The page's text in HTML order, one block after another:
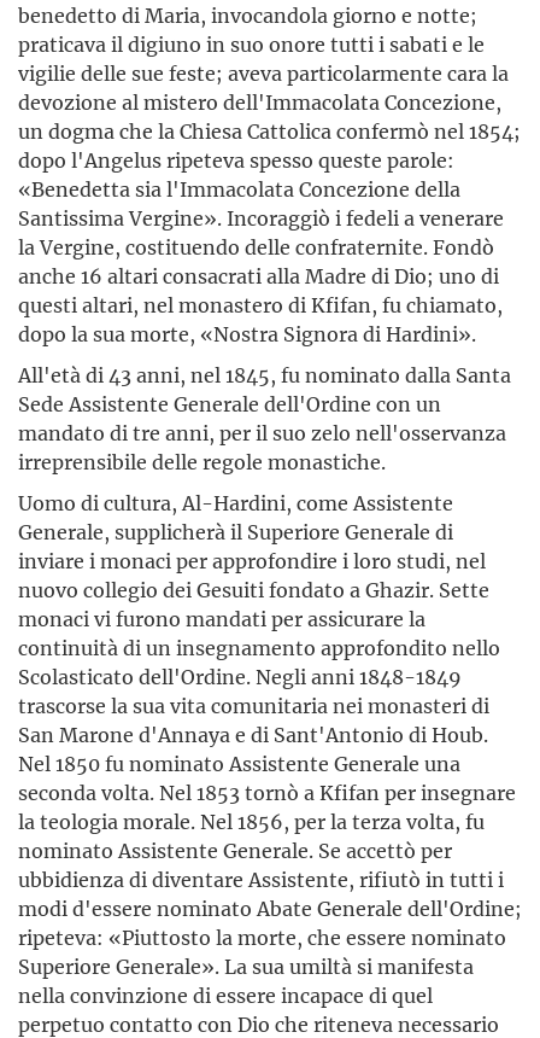
benedetto di Maria, invocandola giorno e notte;
praticava il digiuno in suo onore tutti i sabati e le
vigilie delle sue feste; aveva particolarmente cara la
devozione al mistero dell'Immacolata Concezione,
un dogma che la Chiesa Cattolica confermò nel 1854;
dopo l'Angelus ripeteva spesso queste parole:
«Benedetta sia l'Immacolata Concezione della
Santissima Vergine». Incoraggiò i fedeli a venerare
la Vergine, costituendo delle confraternite. Fondò
anche 16 altari consacrati alla Madre di Dio; uno di
questi altari, nel monastero di Kfifan, fu chiamato,
dopo la sua morte, «Nostra Signora di Hardini».
All'età di 43 anni, nel 1845, fu nominato dalla Santa
Sede Assistente Generale dell'Ordine con un
mandato di tre anni, per il suo zelo nell'osservanza
irreprensibile delle regole monastiche.
Uomo di cultura, Al-Hardini, come Assistente
Generale, supplicherà il Superiore Generale di
inviare i monaci per approfondire i loro studi, nel
nuovo collegio dei Gesuiti fondato a Ghazir. Sette
monaci vi furono mandati per assicurare la
continuità di un insegnamento approfondito nello
Scolasticato dell'Ordine. Negli anni 1848-1849
trascorse la sua vita comunitaria nei monasteri di
San Marone d'Annaya e di Sant'Antonio di Houb.
Nel 1850 fu nominato Assistente Generale una
seconda volta. Nel 1853 tornò a Kfifan per insegnare
la teologia morale. Nel 1856, per la terza volta, fu
nominato Assistente Generale. Se accettò per
ubbidienza di diventare Assistente, rifiutò in tutti i
modi d'essere nominato Abate Generale dell'Ordine;
ripeteva: «Piuttosto la morte, che essere nominato
Superiore Generale». La sua umiltà si manifesta
nella convinzione di essere incapace di quel
perpetuo contatto con Dio che riteneva necessario